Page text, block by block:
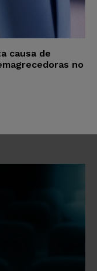
causa de
no